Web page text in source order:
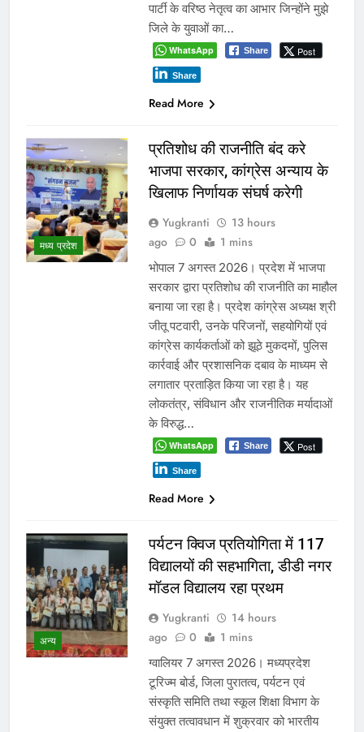
पार्टी के वरिष्ठ नेतृत्व का आभार जिन्होंने मुझे
जिले के युवाओं का…
WhatsApp Share Post
Share
Read More
मध्य प्रदेश
प्रतिशोध की राजनीति बंद करे
भाजपा सरकार, कांग्रेस अन्याय के
खिलाफ निर्णायक संघर्ष करेगी
Yugkranti
13 hours
ago
0 1 mins
भोपाल 7 अगस्त 2026। प्रदेश में भाजपा
सरकार द्वारा प्रतिशोध की राजनीति का माहौल
बनाया जा रहा है। प्रदेश कांग्रेस अध्यक्ष श्री
जीतू पटवारी, उनके परिजनों, सहयोगियों एवं
कांग्रेस कार्यकर्ताओं को झूठे मुकदमों, पुलिस
कार्रवाई और प्रशासनिक दबाव के माध्यम से
लगातार प्रताड़ित किया जा रहा है। यह
लोकतंत्र, संविधान और राजनीतिक मर्यादाओं
के विरुद्ध…
WhatsApp Share Post
Share
Read More
अन्य
पर्यटन क्विज प्रतियोगिता में 117
विद्यालयों की सहभागिता, डीडी नगर
मॉडल विद्यालय रहा प्रथम
Yugkranti
14 hours
ago
0 1 mins
ग्वालियर 7 अगस्त 2026। मध्यप्रदेश
टूरिज्म बोर्ड, जिला पुरातत्व, पर्यटन एवं
संस्कृति समिति तथा स्कूल शिक्षा विभाग के
संयुक्त तत्वावधान में शुक्रवार को भारतीय